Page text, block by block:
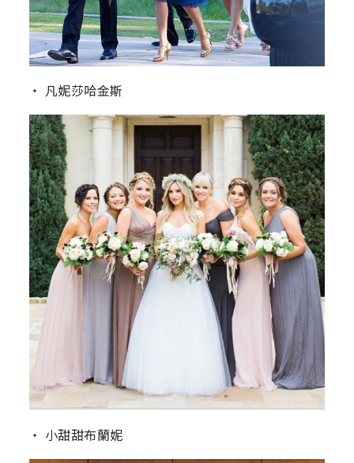
‧ 凡妮莎哈金斯
‧ 小甜甜布蘭妮